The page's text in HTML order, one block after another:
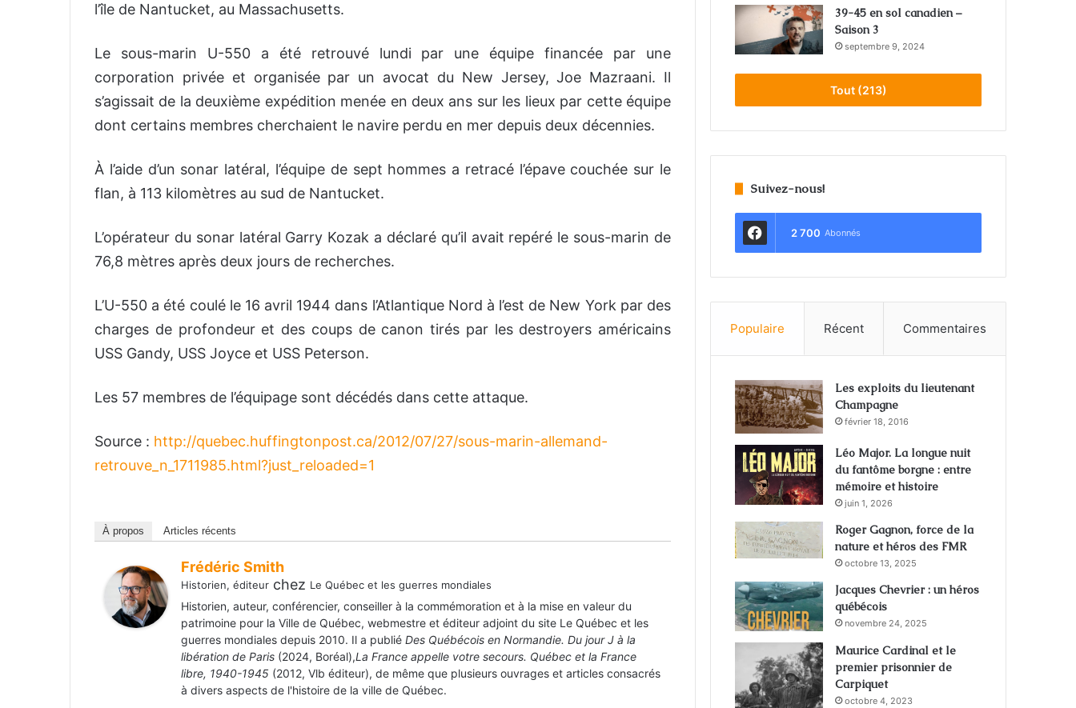
l’île de Nantucket, au Massachusetts.
Le sous-marin U-550 a été retrouvé lundi par une équipe financée par une
corporation privée et organisée par un avocat du New Jersey, Joe Mazraani. Il
s’agissait de la deuxième expédition menée en deux ans sur les lieux par cette équipe
dont certains membres cherchaient le navire perdu en mer depuis deux décennies.
À l’aide d’un sonar latéral, l’équipe de sept hommes a retracé l’épave couchée sur le
flan, à 113 kilomètres au sud de Nantucket.
L’opérateur du sonar latéral Garry Kozak a déclaré qu’il avait repéré le sous-marin de
76,8 mètres après deux jours de recherches.
L’U-550 a été coulé le 16 avril 1944 dans l’Atlantique Nord à l’est de New York par des
charges de profondeur et des coups de canon tirés par les destroyers américains
USS Gandy, USS Joyce et USS Peterson.
Les 57 membres de l’équipage sont décédés dans cette attaque.
Source : http://quebec.huffingtonpost.ca/2012/07/27/sous-marin-allemand-
retrouve_n_1711985.html?just_reloaded=1
À propos Articles récents
Frédéric Smith
Historien, éditeur chez Le Québec et les guerres mondiales
Historien, auteur, conférencier, conseiller à la commémoration et à la mise en valeur du
patrimoine pour la Ville de Québec, webmestre et éditeur adjoint du site Le Québec et les
guerres mondiales depuis 2010. Il a publié Des Québécois en Normandie. Du jour J à la
libération de Paris (2024, Boréal),La France appelle votre secours. Québec et la France
libre, 1940-1945 (2012, Vlb éditeur), de même que plusieurs ouvrages et articles consacrés
à divers aspects de l'histoire de la ville de Québec.
La capture d’une machine Enigma
intacte
«Le Projet N»: quand le Canada
39-45 en sol canadien –
Saison 3
septembre 9, 2024
Tout (213)
Suivez-nous!
2 700 Abonnés
Populaire Récent Commentaires
Les exploits du lieutenant
Champagne
février 18, 2016
Léo Major. La longue nuit
du fantôme borgne : entre
mémoire et histoire
juin 1, 2026
Roger Gagnon, force de la
nature et héros des FMR
octobre 13, 2025
Jacques Chevrier : un héros
québécois
novembre 24, 2025
Maurice Cardinal et le
premier prisonnier de
Carpiquet
octobre 4, 2023